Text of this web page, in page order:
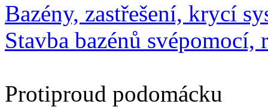
Bazény, zastřešení, krycí
Stavba bazénů
Protiproud podomácku